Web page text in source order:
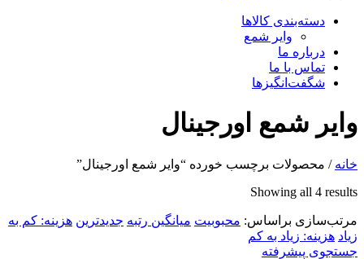
دسته‌بندی کالاها
وایر شمع
درباره ما
تماس با ما
شگفت‌انگیزها
وایر شمع اورجینال
خانه / محصولات برچسب خورده “وایر شمع اورجینال”
Showing all 4 results
latestمرتب‌سازی براساس: محبوبیت میانگین رتبه جدیدترین هزینه: کم به
زیاد هزینه: زیاد به کم
جستجوی پیشرفته